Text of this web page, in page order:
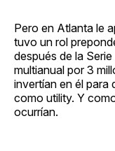
Pero en Atlanta le
tuvo un rol
después de la
multianual por 3
invertían en él para
como utility. Y
ocurrían.